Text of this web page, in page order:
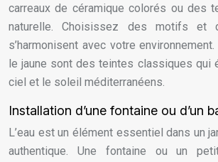
carreaux de céramique colorés ou des
naturelle. Choisissez des motifs et
s’harmonisent avec votre
le jaune sont des teintes classiques qui
ciel et le soleil méditerranéens.
Installation d’une fontaine ou d’un
L’eau est un élément essentiel dans un
authentique. Une fontaine ou un